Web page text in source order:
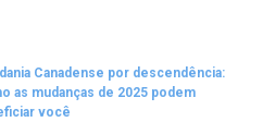
Canadense por descendência:
as mudanças de 2025 podem
você